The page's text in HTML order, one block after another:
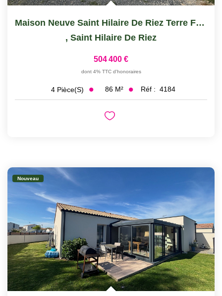
Maison Neuve Saint Hilaire De Riez Terre Fort
, Saint Hilaire De Riez
504 400 €
dont 4% TTC d'honoraires
4 Pièce(s) 86 M² Réf : 4184
Nouveau